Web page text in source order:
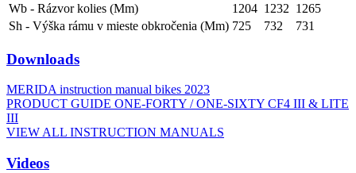
Wb - Rázvor kolies (Mm)
1204 1232 1265
Sh - Výška rámu v mieste obkročenia (Mm) 725 732 731
Downloads
MERIDA instruction manual bikes 2023
PRODUCT GUIDE ONE-FORTY / ONE-SIXTY CF4 III & LITE
III
VIEW ALL INSTRUCTION MANUALS
Videos